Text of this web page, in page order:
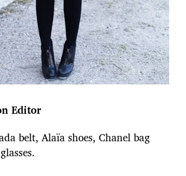
Editor
belt, Alaïa shoes, Chanel bag